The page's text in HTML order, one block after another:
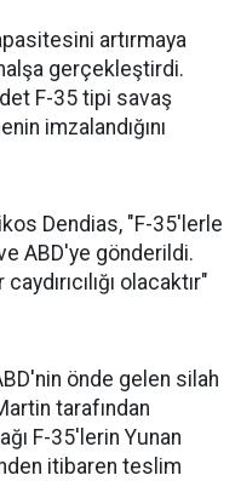
artırmaya
gerçekleştirdi.
F-35 tipi savaş
imzalandığını
Dendias, "F-35'lerle
ABD'ye gönderildi.
olacaktır"
önde gelen silah
tarafından
F-35'lerin Yunan
itibaren teslim